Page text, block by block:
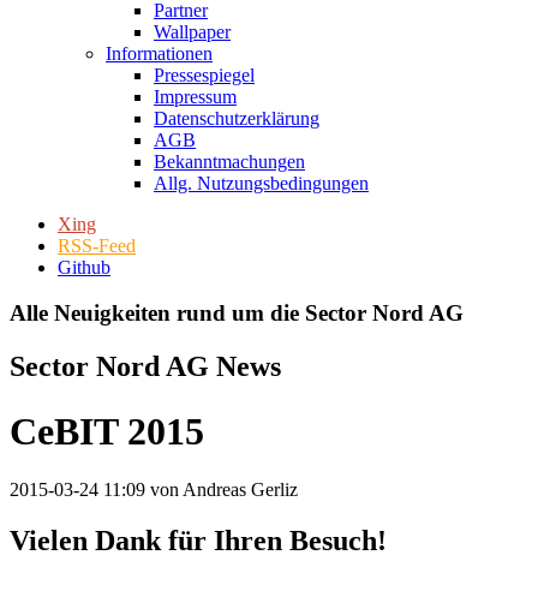
Partner
Wallpaper
Informationen
Pressespiegel
Impressum
Datenschutzerklärung
AGB
Bekanntmachungen
Allg. Nutzungsbedingungen
Xing
RSS-Feed
Github
Alle Neuigkeiten rund um die Sector Nord AG
Sector Nord AG News
CeBIT 2015
2015-03-24 11:09 von Andreas Gerliz
Vielen Dank für Ihren Besuch!